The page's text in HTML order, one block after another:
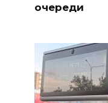
очереди